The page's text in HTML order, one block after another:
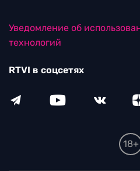
Уведомление об
технологий
RTVI в соцсетях
18+